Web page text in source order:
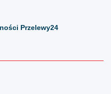
Przelewy24